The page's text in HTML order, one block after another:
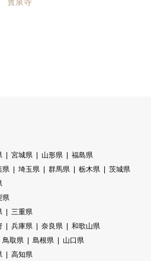
寳泉寺
宮城県 山形県
福島県
県 埼玉県 群馬県 栃木県
茨城県
県
三重県
兵庫県 奈良県
和歌山県
鳥取県 島根県
山口県
高知県